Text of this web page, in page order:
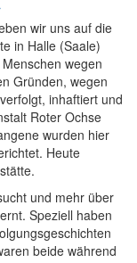
wir uns auf die
in Halle (Saale)
wegen
Gründen, wegen
inhaftiert und
Roter Ochse
wurden hier
Heute
und mehr über
Speziell haben
beide während